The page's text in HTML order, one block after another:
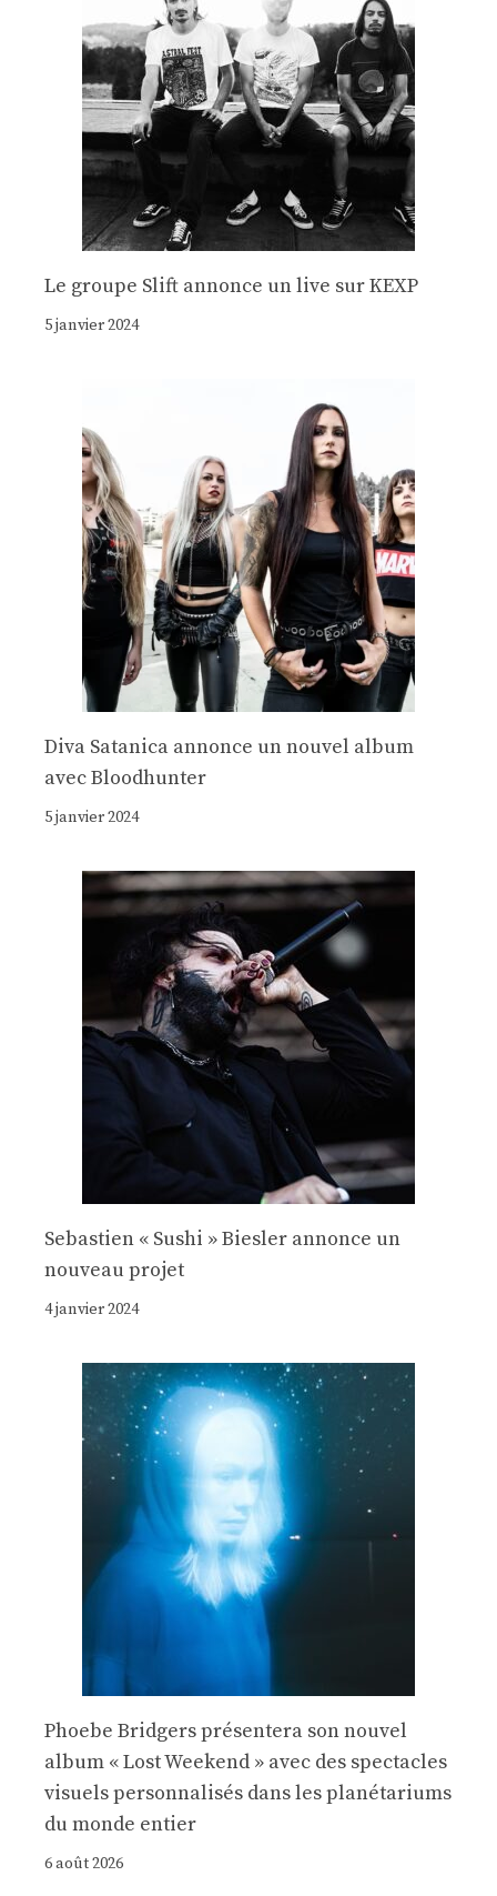
Le groupe Slift annonce un live sur KEXP
5 janvier 2024
Diva Satanica annonce un nouvel album
avec Bloodhunter
5 janvier 2024
Sebastien « Sushi » Biesler annonce un
nouveau projet
4 janvier 2024
Phoebe Bridgers présentera son nouvel
album « Lost Weekend » avec des spectacles
visuels personnalisés dans les planétariums
du monde entier
6 août 2026